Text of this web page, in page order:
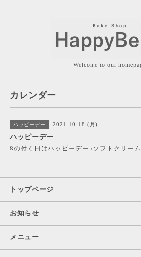
Welcome to our
カレンダー
ハッピーデー 2021-10-18 (月)
ハッピーデー
8の付く日はハッピーデー♪ソフトクリーム
トップページ
お知らせ
メニュー